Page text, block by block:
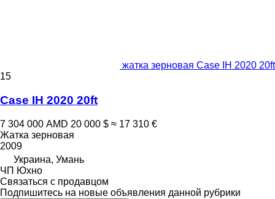
жатка зерновая Case IH 2020 20ft
15
Case IH 2020 20ft
7 304 000 AMD 20 000 $ ≈ 17 310 €
Жатка зерновая
2009
Украина, Умань
ЧП Юхно
Связаться с продавцом
Подпишитесь на новые объявления данной рубрики